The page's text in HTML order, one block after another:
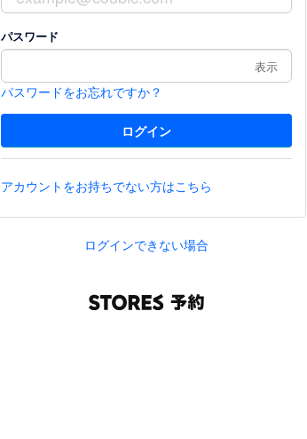
パスワード
表示
パスワードをお忘れですか？
アカウントをお持ちでない方はこちら
ログインできない場合